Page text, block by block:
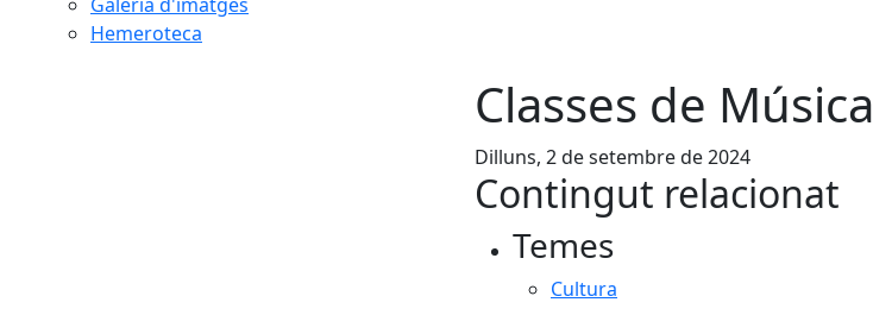
Hemeroteca
Classes de Música
Dilluns, 2 de setembre de 2024
Contingut relacionat
Temes
Cultura